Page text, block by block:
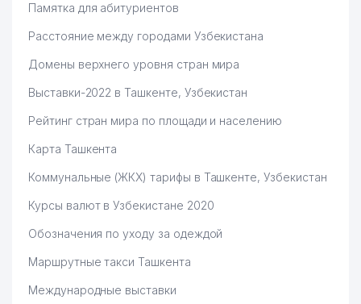
Памятка для абитуриентов
Расстояние между городами Узбекистана
Домены верхнего уровня стран мира
Выставки-2022 в Ташкенте, Узбекистан
Рейтинг стран мира по площади и населению
Карта Ташкента
Коммунальные (ЖКХ) тарифы в Ташкенте, Узбекистан
Курсы валют в Узбекистане 2020
Обозначения по уходу за одеждой
Маршрутные такси Ташкента
Международные выставки